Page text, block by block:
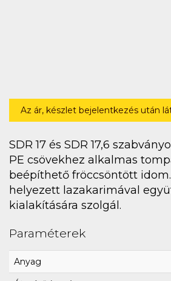
Az ár, készlet bejelentkezés után
SDR 17 és SDR 17,6
PE csövekhez alkalmas
beépíthető fröccsöntött
helyezett lazakarimával
kialakítására szolgál.
Paraméterek
Anyag